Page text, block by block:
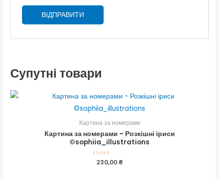
Супутні товари
Картина за номерами
Картина за номерами – Розкішні іриси
©sophiia_іllustrations
Оцінено
230,00₴